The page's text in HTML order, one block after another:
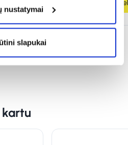
nustatymai
slapukai
Į